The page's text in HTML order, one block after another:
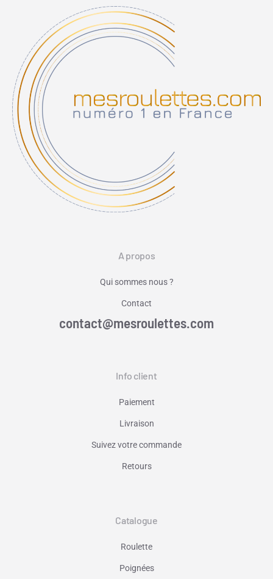
A propos
Qui sommes nous ?
Contact
contact@mesroulettes.com
Info client
Paiement
Livraison
Suivez votre commande
Retours
Catalogue
Roulette
Poignées